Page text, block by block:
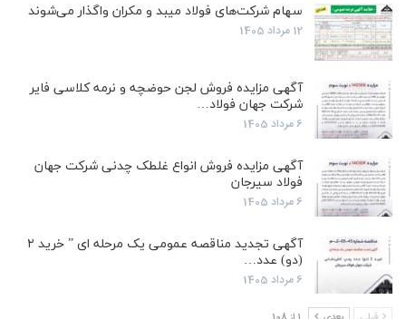
سهام شرکت‌های فولاد میبد و مکران واگذار می‌شوند
12 مرداد 1405
آگهی مزایده فروش لجن حوضچه و نرمه کلاسی فایر
شرکت جهان فولاد…
6 مرداد 1405
آگهی مزایده فروش انواع غلطک چدنی شرکت جهان
فولاد سیرجان
6 مرداد 1405
آگهی تجدید مناقصه عمومی یک مرحله ای ” خرید ۲
(دو) عدد…
6 مرداد 1405